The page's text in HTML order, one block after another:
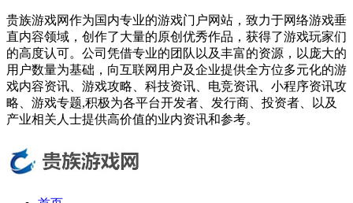
贵族游戏网作为国内专业的游戏门户网站，致力于网络游戏垂
直内容领域，创作了大量的原创优秀作品，获得了游戏玩家们
的高度认可。公司凭借专业的团队以及丰富的资源，以庞大的
用户数量为基础，向互联网用户及企业提供全方位多元化的游
戏内容资讯、游戏攻略、科技资讯、电竞资讯、小程序资讯攻
略、游戏专题,积极为各平台开发者、发行商、投资者、以及
产业相关人士提供高价值的业内资讯和参考。